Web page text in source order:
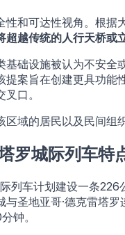
性和可达性视角。根据
越传统的人行天桥或
基础设施被认为不安全
提案旨在创建更具功能
口。
域的居民以及民间组
罗城际列车特
列车计划建设一条226
与圣地亚哥·德克雷塔
钟。